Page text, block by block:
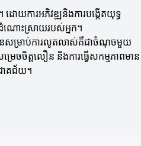
ោយការអភិវឌ្ឍនិងការបង្កើតយុទ្ធ
ដំណោះស្រាយរបស់អ្នក។
ឿនសម្រាប់ការលូតលាស់គឺជាចំណុចមួយ
រេចចិត្តលឿន និងការធ្វើសកម្មភាពមាន
ោគជ័យ។